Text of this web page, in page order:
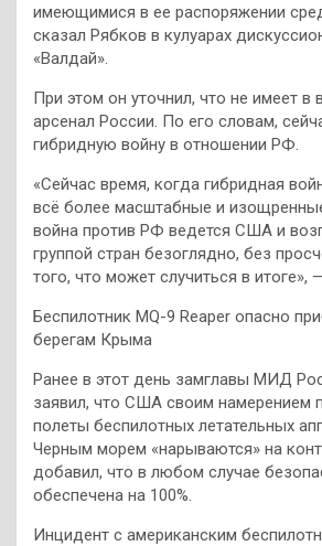
имеющимися в ее распоряжении
сказал Рябков в кулуарах
«Валдай».
При этом он уточнил, что не имеет в
арсенал России. По его словам,
гибридную войну в отношении РФ.
«Сейчас время, когда гибридная
всё более масштабные и
война против РФ ведется США и
группой стран безоглядно, без
того, что может случиться в итоге»,
Беспилотник MQ-9 Reaper опасно
берегам Крыма
Ранее в этот день замглавы МИД
заявил, что США своим намерением
полеты беспилотных летательных
Черным морем «нарываются» на
добавил, что в любом случае
обеспечена на 100%.
Инцидент с американским